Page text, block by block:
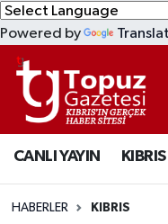
Powered by
CANLI YAYIN KIBRIS
HABERLER KIBRIS
KIBRIS
DÜNYA
EKONOMİ
MAGAZİN
Lefkoşa Nöbetçi
Lefkoşa Hava
Lefkoşa Trafik
Süper Lig Puan